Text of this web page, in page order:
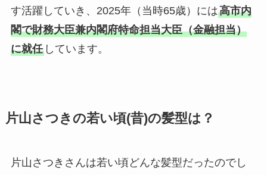
す活躍していき、2025年（当時65歳）には高市内
閣で財務大臣兼内閣府特命担当大臣（金融担当）
に就任しています。
片山さつきの若い頃(昔)の髪型は？
片山さつきさんは若い頃どんな髪型だったのでし